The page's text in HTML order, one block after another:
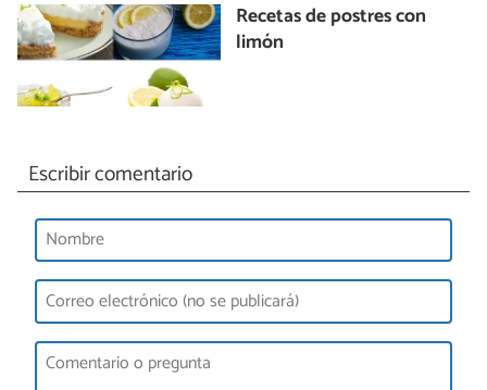
Recetas de postres con
limón
Escribir comentario